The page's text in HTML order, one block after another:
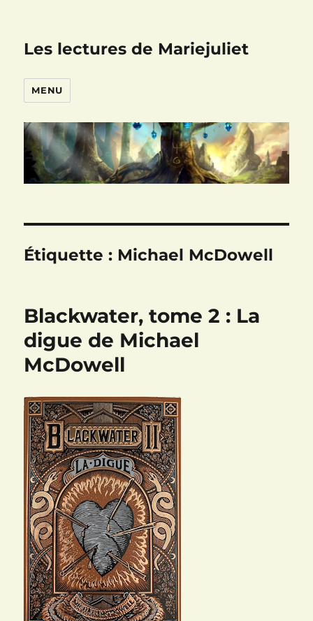
Les lectures de Mariejuliet
MENU
Étiquette : Michael McDowell
Blackwater, tome 2 : La
digue de Michael
McDowell